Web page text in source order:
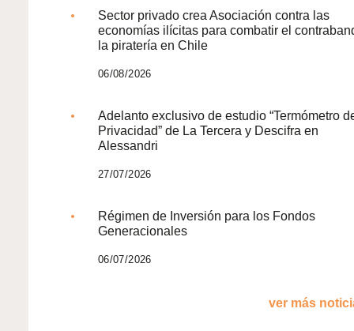
Sector privado crea Asociación contra las
economías ilícitas para combatir el
la piratería en Chile
06/08/2026
Adelanto exclusivo de estudio “Termómetro
Privacidad” de La Tercera y Descifra en
Alessandri
27/07/2026
Régimen de Inversión para los Fondos
Generacionales
06/07/2026
ver más